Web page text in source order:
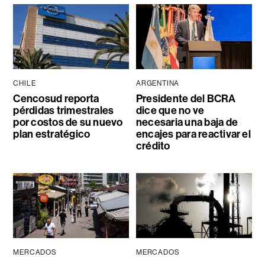
CHILE
Cencosud reporta
pérdidas trimestrales
por costos de su nuevo
plan estratégico
ARGENTINA
Presidente del BCRA
dice que no ve
necesaria una baja de
encajes para reactivar el
crédito
MERCADOS MERCADOS